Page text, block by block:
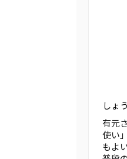
しょ
有元
使い
もよ